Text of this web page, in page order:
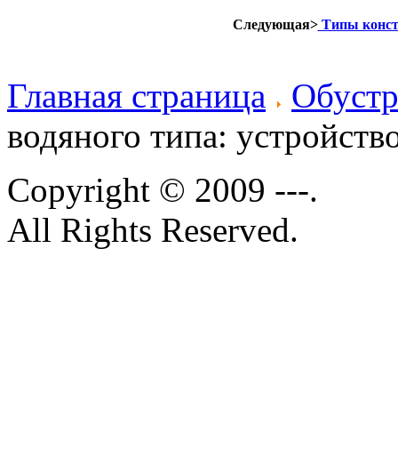
Следующая>Типы
Главная страница
водяного типа:
Copyright © 2009 ---.
All Rights Reserved.